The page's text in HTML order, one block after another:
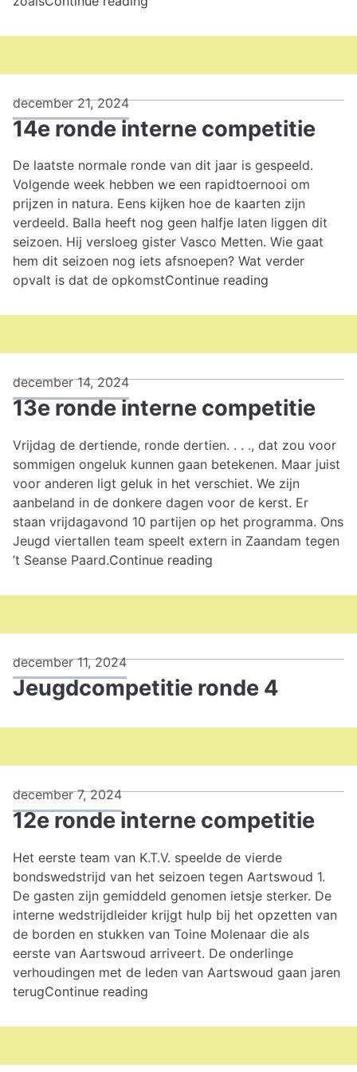
2024
december 21, 2024
14e ronde interne competitie
De laatste normale ronde van dit jaar is gespeeld.
Volgende week hebben we een rapidtoernooi om
prijzen in natura. Eens kijken hoe de kaarten zijn
verdeeld. Balla heeft nog geen halfje laten liggen dit
seizoen. Hij versloeg gister Vasco Metten. Wie gaat
hem dit seizoen nog iets afsnoepen? Wat verder
opvalt is dat de opkomstContinue reading
interne
december 14, 2024
13e ronde interne competitie
Vrijdag de dertiende, ronde dertien. . . ., dat zou voor
sommigen ongeluk kunnen gaan betekenen. Maar juist
voor anderen ligt geluk in het verschiet. We zijn
aanbeland in de donkere dagen voor de kerst. Er
staan vrijdagavond 10 partijen op het programma. Ons
Jeugd viertallen team speelt extern in Zaandam tegen
’t Seanse Paard.Continue reading
interne
december 11, 2024
Jeugdcompetitie ronde 4
december 7, 2024
12e ronde interne competitie
Het eerste team van K.T.V. speelde de vierde
bondswedstrijd van het seizoen tegen Aartswoud 1.
De gasten zijn gemiddeld genomen ietsje sterker. De
interne wedstrijdleider krijgt hulp bij het opzetten van
de borden en stukken van Toine Molenaar die als
eerste van Aartswoud arriveert. De onderlinge
verhoudingen met de leden van Aartswoud gaan jaren
terugContinue reading
interne